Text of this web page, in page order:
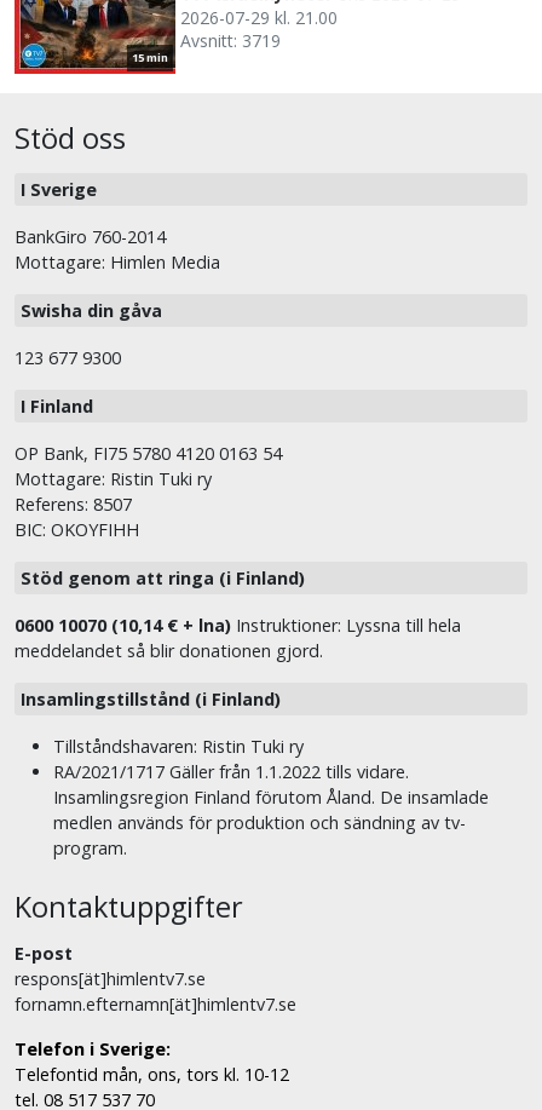
15 min
2026-07-29 kl. 21.00
Avsnitt: 3719
Stöd oss
I Sverige
BankGiro 760-2014
Mottagare: Himlen Media
Swisha din gåva
123 677 9300
I Finland
OP Bank, FI75 5780 4120 0163 54
Mottagare: Ristin Tuki ry
Referens: 8507
BIC: OKOYFIHH
Stöd genom att ringa (i Finland)
0600 10070 (10,14 € + lna) Instruktioner: Lyssna till hela
meddelandet så blir donationen gjord.
Insamlingstillstånd (i Finland)
Tillståndshavaren: Ristin Tuki ry
RA/2021/1717 Gäller från 1.1.2022 tills vidare.
Insamlingsregion Finland förutom Åland. De insamlade
medlen används för produktion och sändning av tv-
program.
Kontaktuppgifter
E-post
respons[ät]himlentv7.se
fornamn.efternamn[ät]himlentv7.se
Telefon i Sverige:
Telefontid mån, ons, tors kl. 10-12
tel. 08 517 537 70